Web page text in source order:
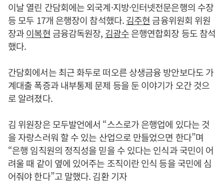
이날 열린 간담회에는 외국계·지방·인터넷전문은행의 수장
등 모두 17개 은행장이 참석했다.김주현 금융위원회 위원
장과이복현 금융감독원장, 김광수은행연합회장 등도 참석
했다.
간담회에서는 최근 화두로 떠오른 상생금융 방안보다도 가
계대출 폭증과 내부통제 문제 등을 둔 이야기가 오간 것으
로 알려졌다.
김 위원장은 모두발언에서 “스스로가 은행업에 있다는 것
을 자랑스러워 할 수 있는 산업으로 만들었으면 한다”며
“은행 임직원의 정직성을 믿을 수 있다는 인식과 국민이 어
려울 때 같이 옆에 있어주는 조직이란 인식 등을 국민에 심
어줘야 한다”고 말했다. 김환 기자